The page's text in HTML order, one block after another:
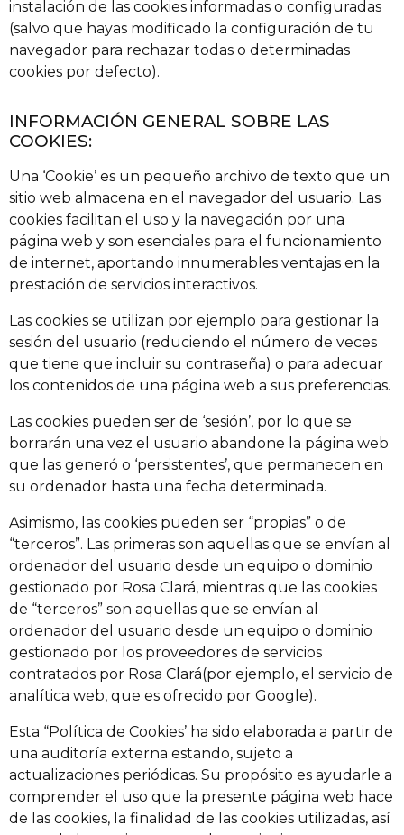
instalación de las cookies informadas o configuradas
(salvo que hayas modificado la configuración de tu
navegador para rechazar todas o determinadas
cookies por defecto).
INFORMACIÓN GENERAL SOBRE LAS
COOKIES:
Una ‘Cookie’ es un pequeño archivo de texto que un
sitio web almacena en el navegador del usuario. Las
cookies facilitan el uso y la navegación por una
página web y son esenciales para el funcionamiento
de internet, aportando innumerables ventajas en la
prestación de servicios interactivos.
Las cookies se utilizan por ejemplo para gestionar la
sesión del usuario (reduciendo el número de veces
que tiene que incluir su contraseña) o para adecuar
los contenidos de una página web a sus preferencias.
Las cookies pueden ser de ‘sesión’, por lo que se
borrarán una vez el usuario abandone la página web
que las generó o ‘persistentes’, que permanecen en
su ordenador hasta una fecha determinada.
Asimismo, las cookies pueden ser “propias” o de
“terceros”. Las primeras son aquellas que se envían al
ordenador del usuario desde un equipo o dominio
gestionado por Rosa Clará, mientras que las cookies
de “terceros” son aquellas que se envían al
ordenador del usuario desde un equipo o dominio
gestionado por los proveedores de servicios
contratados por Rosa Clará(por ejemplo, el servicio de
analítica web, que es ofrecido por Google).
Esta “Política de Cookies’ ha sido elaborada a partir de
una auditoría externa estando, sujeto a
actualizaciones periódicas. Su propósito es ayudarle a
comprender el uso que la presente página web hace
de las cookies, la finalidad de las cookies utilizadas, así